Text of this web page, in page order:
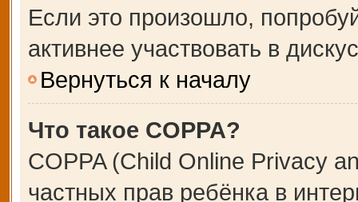
Если это произошло,
активнее участвовать в
Вернуться к началу
Что такое COPPA?
COPPA (Child Online Privacy
частных прав ребёнка в